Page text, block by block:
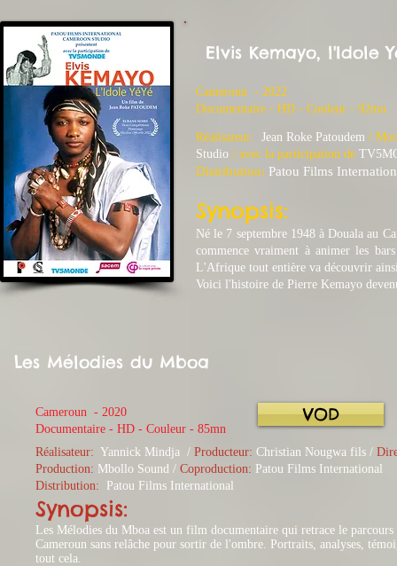
Elvis Kemayo, l'Idole
Cameroun - 2022
​Documentaire - HD - Couleur - 92mn
Réalisateur: Jean Roke Patoudem /
Studio / avec la participation de
Distribution: Patou Films
Synopsis:
Né le 7 septembre 1948 à Douala au
commence vraiment à animer les
L'Afrique tout entière va découvrir
Voici l'histoire de Pierre Kemayo
Les Mélodies du Mboa
Cameroun - 2020
​Documentaire - HD - Couleur - 85mn
VOD
Réalisateur: Yannick Mindja / Producteur: Christian Nougwa fils /
Production: Mbollo Sound / Coproduction: Patou Films International
Distribution:
Patou Films International
Synopsis:
Les Mélodies du Mboa est un film documentaire qui retrace le
Cameroun sans relâche pour sortir de l'ombre. Portraits, analyses,
tout cela.